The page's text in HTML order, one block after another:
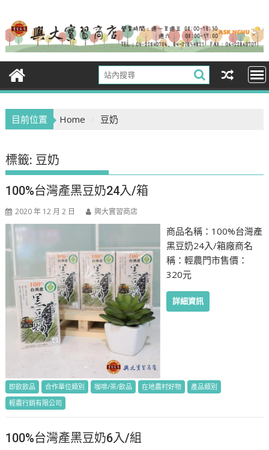
content
目前位置 Home 豆奶
標籤: 豆奶
100%台灣產黑豆奶24入/箱
2020 年 12 月 2 日 興大實習商店
商品名稱：100%台灣產
黑豆奶24入/箱廠商名
稱：輕農門市售價：
320元
詳細資訊
即飲飲品 合作單位類別 咖啡/茶/飲品 在地農村好物
產品類別
輕農行銷有限公司
100%台灣產黑豆奶6入/組